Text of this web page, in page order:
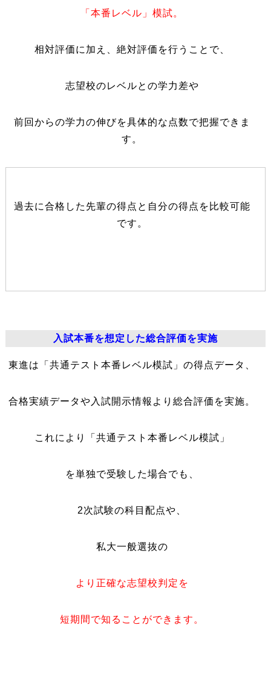
「本番レベル」模試。
相対評価に加え、絶対評価を行うことで、
志望校のレベルとの学力差や
前回からの学力の伸びを具体的な点数で把握できま
す。
過去に合格した先輩の得点と自分の得点を比較可能
です。
入試本番を想定した総合評価を実施
東進は「共通テスト本番レベル模試」の得点データ、
合格実績データや入試開示情報より総合評価を実施。
これにより「共通テスト本番レベル模試」
を単独で受験した場合でも、
2次試験の科目配点や、
私大一般選抜の
より正確な志望校判定を
短期間で知ることができます。